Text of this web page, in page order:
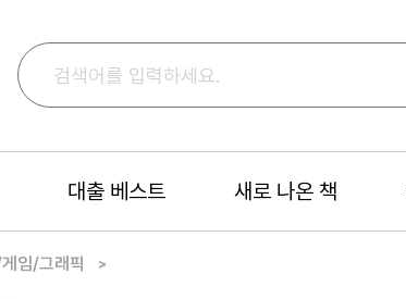
대출 베스트 새로 나온 책
임/그래픽